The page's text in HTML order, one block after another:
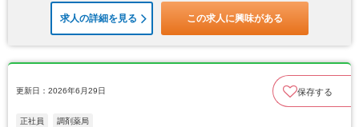
求人の詳細を見る この求人に興味がある
更新日：2026年6月29日 保存する
正社員 調剤薬局